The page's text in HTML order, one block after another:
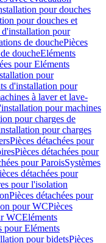
pour douches
pour douches et
d'installation pour
de douchePièces
doucheEléments
pour Eléments
pour
d'installation pour
à laver et lave-
pour machines
pour charges de
pour charges
Pièces détachées pour
Pièces détachées pour
pour ParoisSystèmes
détachées pour
pour l'isolation
Pièces détachées pour
pour WCPièces
WCEléments
pour Eléments
pour bidetsPièces